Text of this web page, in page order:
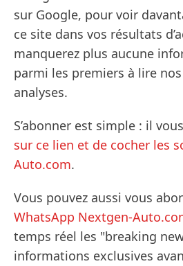
sur Google, pour voir
ce site dans vos résultats
manquerez plus aucune
parmi les premiers à lire
analyses.
S’abonner est simple : il
sur ce lien et de cocher les
Auto.com.
Vous pouvez aussi vous
WhatsApp Nextgen-
temps réel les "breaking
informations exclusives